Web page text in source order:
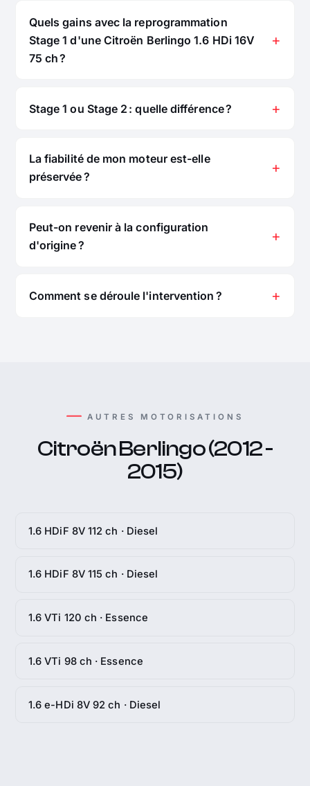
Quels gains avec la reprogrammation
Stage 1 d'une Citroën Berlingo 1.6 HDi 16V
75 ch ?
Stage 1 ou Stage 2 : quelle différence ?
La fiabilité de mon moteur est-elle
préservée ?
Peut-on revenir à la configuration
d'origine ?
Comment se déroule l'intervention ?
AUTRES MOTORISATIONS
Citroën Berlingo (2012 -
2015)
1.6 HDiF 8V 112 ch · Diesel
1.6 HDiF 8V 115 ch · Diesel
1.6 VTi 120 ch · Essence
1.6 VTi 98 ch · Essence
1.6 e-HDi 8V 92 ch · Diesel